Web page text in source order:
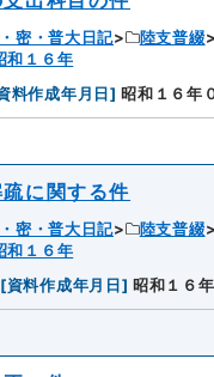
密・普大日記 陸支普綴
１６年
料作成年月日] 昭和１６年
に関する件
密・普大日記 陸支普綴
１６年
[資料作成年月日] 昭和１６